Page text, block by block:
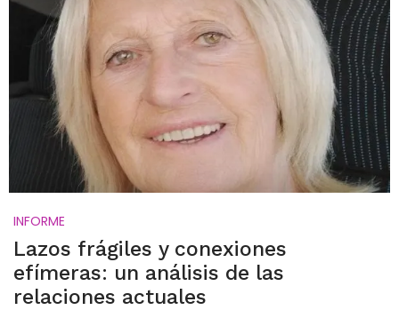
INFORME
Lazos frágiles y conexiones
efímeras: un análisis de las
relaciones actuales